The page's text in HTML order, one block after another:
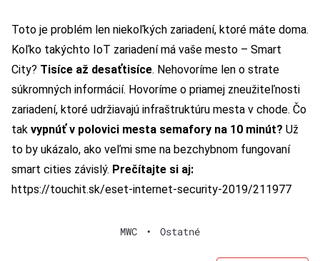
Toto je problém len niekoľkých zariadení, ktoré máte doma.
Koľko takýchto IoT zariadení má vaše mesto – Smart
City? Tisíce až desaťtisíce. Nehovoríme len o strate
súkromných informácií. Hovoríme o priamej zneužiteľnosti
zariadení, ktoré udržiavajú infraštruktúru mesta v chode. Čo
tak vypnúť v polovici mesta semafory na 10 minút? Už
to by ukázalo, ako veľmi sme na bezchybnom fungovaní
smart cities závislý. Prečítajte si aj:
https://touchit.sk/eset-internet-security-2019/211977
MWC • Ostatné